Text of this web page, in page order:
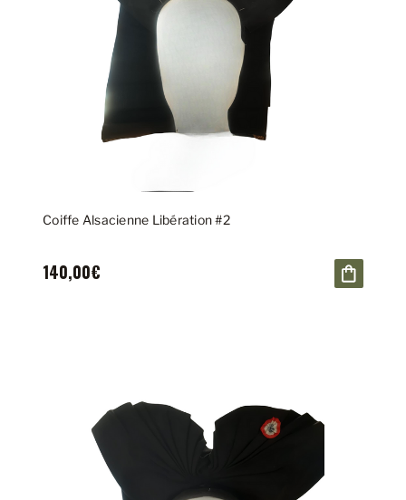
Coiffe Alsacienne Libération #2
140,00€